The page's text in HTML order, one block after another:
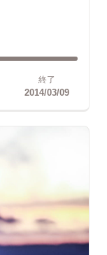
終了
2014/03/09